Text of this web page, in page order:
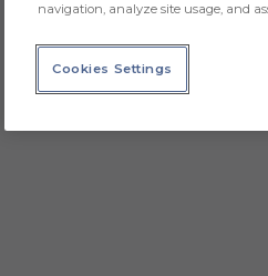
navigation, analyze site usage, and
Cookies Settings